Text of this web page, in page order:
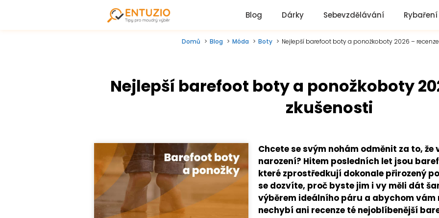
Blog Dárky Sebevzdělávání Rybaření
Domů Blog Móda Boty Nejlepší barefoot boty a ponožkoboty 2026 –
Nejlepší barefoot boty a ponožkoboty
zkušenosti
Chcete se svým nohám odměnit za to, že
narození? Hitem posledních let jsou
které zprostředkují dokonale přirozený
se dozvíte, proč byste jim i vy měli dát
výběrem ideálního páru a abychom vám
nechybí ani recenze té nejoblíbenější